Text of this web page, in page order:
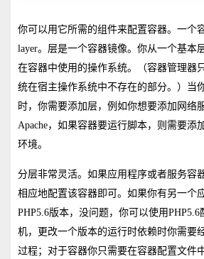
你可以用它所需的组件来配置容器。一个
layer。层是一个容器镜像。你从一个基本
在容器中使用的操作系统。（容器管理器
统在宿主操作系统中不存在的部分。）当
时，你需要添加层，例如你想要添加网络
Apache，如果容器要运行脚本，则需要添
环境。
分层非常灵活。如果应用程序或者服务容
相应地配置该容器即可。如果你有另一个
PHP5.6版本，没问题，你可以使用
机，更改一个版本的运行时依赖时你需要
过程；对于容器你只需要在容器配置文件